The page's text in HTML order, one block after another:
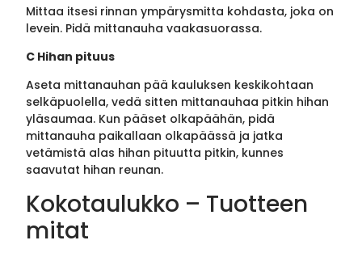
Mittaa itsesi rinnan ympärysmitta kohdasta, joka on
levein. Pidä mittanauha vaakasuorassa.
C Hihan pituus
Aseta mittanauhan pää kauluksen keskikohtaan
selkäpuolella, vedä sitten mittanauhaa pitkin hihan
yläsaumaa. Kun pääset olkapäähän, pidä
mittanauha paikallaan olkapäässä ja jatka
vetämistä alas hihan pituutta pitkin, kunnes
saavutat hihan reunan.
Kokotaulukko – Tuotteen
mitat